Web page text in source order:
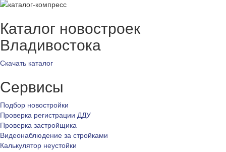
Каталог новостроек
Владивостока
Скачать каталог
Сервисы
Подбор новостройки
Проверка регистрации ДДУ
Проверка застройщика
Видеонаблюдение за стройками
Калькулятор неустойки